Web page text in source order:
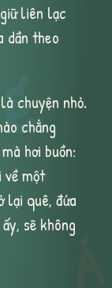
liên lạc
dần theo
chuyện nhỏ.
chẳng
hơi buồn:
về một
lại quê, đứa
sẽ không